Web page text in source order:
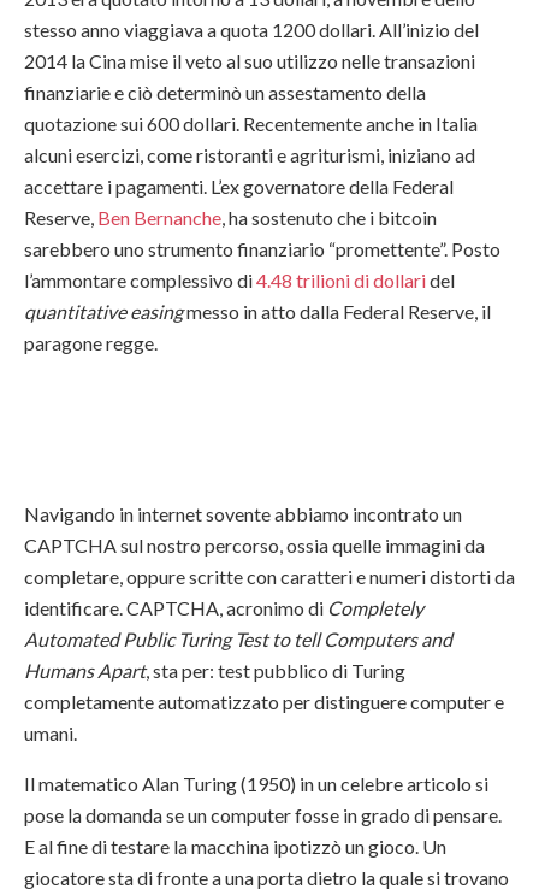
stesso anno viaggiava a quota 1200 dollari. All’inizio del
2014 la Cina mise il veto al suo utilizzo nelle transazioni
finanziarie e ciò determinò un assestamento della
quotazione sui 600 dollari. Recentemente anche in Italia
alcuni esercizi, come ristoranti e agriturismi, iniziano ad
accettare i pagamenti. L’ex governatore della Federal
Reserve, Ben Bernanche , ha sostenuto che i bitcoin
sarebbero uno strumento finanziario “promettente”. Posto
l’ammontare complessivo di4.48 trilioni di dollaridel
quantitative easingmesso in atto dalla Federal Reserve, il
paragone regge.
Navigando in internet sovente abbiamo incontrato un
CAPTCHA sul nostro percorso, ossia quelle immagini da
completare, oppure scritte con caratteri e numeri distorti da
identificare. CAPTCHA, acronimo di Completely
Automated Public Turing Test to tell Computers and
Humans Apart, sta per: test pubblico di Turing
completamente automatizzato per distinguere computer e
umani.
Il matematico Alan Turing (1950) in un celebre articolo si
pose la domanda se un computer fosse in grado di pensare.
E al fine di testare la macchina ipotizzò un gioco. Un
giocatore sta di fronte a una porta dietro la quale si trovano